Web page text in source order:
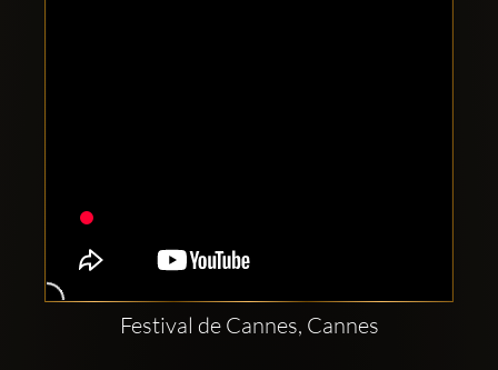
Festival de Cannes, Cannes